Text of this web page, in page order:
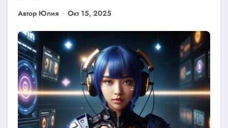
Автор Юлия Окт 15, 2025